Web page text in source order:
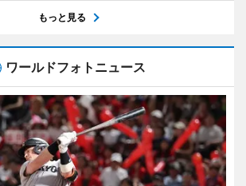
もっと見る
ワールドフォトニュース